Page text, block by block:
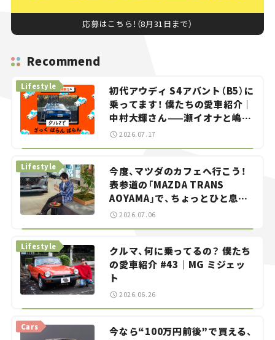
応募はこちら！（8月31日まで）
Recommend
初代アウディ S4アバント（B5）に
乗ってます！ 僕たちの愛車紹介｜
中村大輝さん——瀬イオナと嶋田
智之の「クルマでざっくばらんば
らん！」＃20
Lifestyle
2026.07.17
今度、マツダのカフェへ行こう！
表参道の「MAZDA TRANS
AOYAMA」で、ちょっとひと息。
——連載｜CCGとクルマでどうす
Lifestyle
2026.07.06
クルマ、何に乗ってるの？ 僕たち
の愛車紹介 #43｜MG ミジェッ
ト
Lifestyle
2026.06.26
今なら“100万円前後”で買える、
Cars